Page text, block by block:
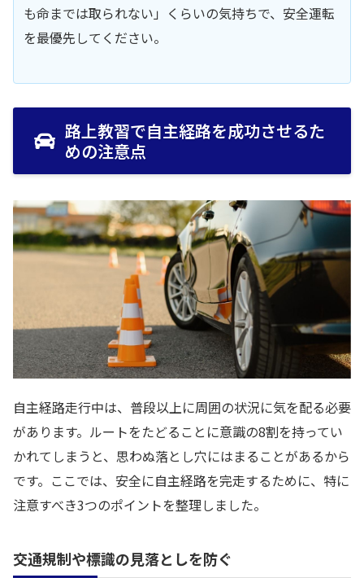
も命までは取られない」くらいの気持ちで、安全運転
を最優先してください。
路上教習で自主経路を成功させるた
めの注意点
自主経路走行中は、普段以上に周囲の状況に気を配る必要
があります。ルートをたどることに意識の8割を持ってい
かれてしまうと、思わぬ落とし穴にはまることがあるから
です。ここでは、安全に自主経路を完走するために、特に
注意すべき3つのポイントを整理しました。
交通規制や標識の見落としを防ぐ